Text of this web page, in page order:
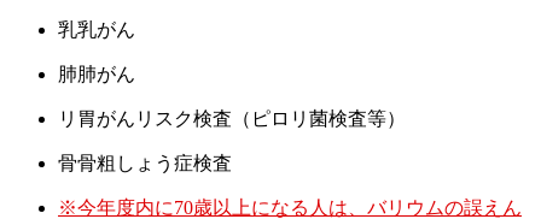
乳乳がん
肺肺がん
リ 胃がんリスク検査（ピロリ菌検査等）
骨骨粗しょう症検査
※今年度内に70歳以上になる人は、バリウムの誤えん